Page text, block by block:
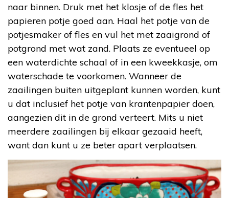
naar binnen. Druk met het klosje of de fles het
papieren potje goed aan. Haal het potje van de
potjesmaker of fles en vul het met zaaigrond of
potgrond met wat zand. Plaats ze eventueel op
een waterdichte schaal of in een kweekkasje, om
waterschade te voorkomen. Wanneer de
zaailingen buiten uitgeplant kunnen worden, kunt
u dat inclusief het potje van krantenpapier doen,
aangezien dit in de grond verteert. Mits u niet
meerdere zaailingen bij elkaar gezaaid heeft,
want dan kunt u ze beter apart verplaatsen.